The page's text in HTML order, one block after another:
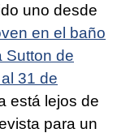
uno desde
en el baño
Sutton de
31 de
está lejos de
para un